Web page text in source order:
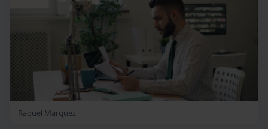
Raquel Marquez